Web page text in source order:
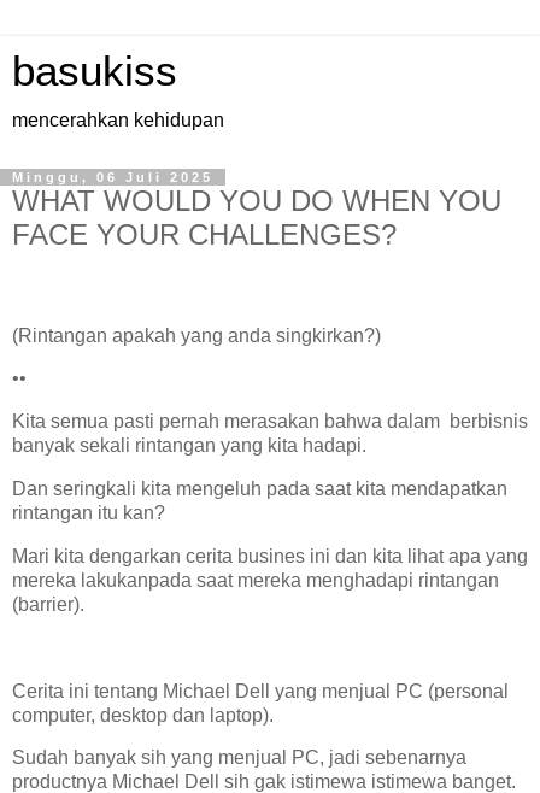
basukiss
mencerahkan kehidupan
Minggu, 06 Juli 2025
WHAT WOULD YOU DO WHEN YOU
FACE YOUR CHALLENGES?
(Rintangan apakah yang anda singkirkan?)
••
Kita semua pasti pernah merasakan bahwa dalam berbisnis
banyak sekali rintangan yang kita hadapi.
Dan seringkali kita mengeluh pada saat kita mendapatkan
rintangan itu kan?
Mari kita dengarkan cerita busines ini dan kita lihat apa yang
mereka lakukanpada saat mereka menghadapi rintangan
(barrier).
Cerita ini tentang Michael Dell yang menjual PC (personal
computer, desktop dan laptop).
Sudah banyak sih yang menjual PC, jadi sebenarnya
productnya Michael Dell sih gak istimewa istimewa banget.